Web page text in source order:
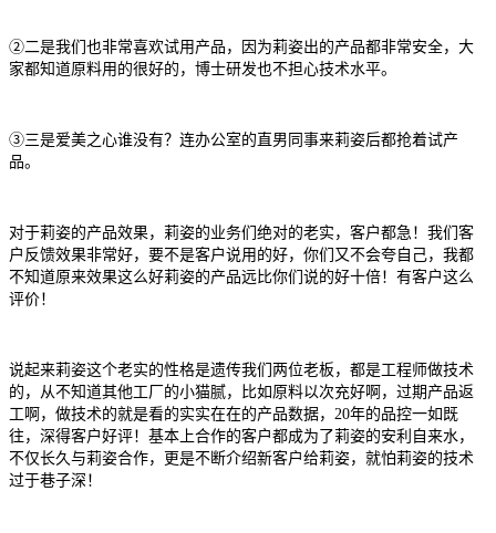
②二是我们也非常喜欢试用产品，因为莉姿出的产品都非常安全，大
家都知道原料用的很好的，博士研发也不担心技术水平。
③三是爱美之心谁没有？连办公室的直男同事来莉姿后都抢着试产
品。
对于莉姿的产品效果，莉姿的业务们绝对的老实，客户都急！我们客
户反馈效果非常好，要不是客户说用的好，你们又不会夸自己，我都
不知道原来效果这么好莉姿的产品远比你们说的好十倍！有客户这么
评价！
说起来莉姿这个老实的性格是遗传我们两位老板，都是工程师做技术
的，从不知道其他工厂的小猫腻，比如原料以次充好啊，过期产品返
工啊，做技术的就是看的实实在在的产品数据，20年的品控一如既
往，深得客户好评！基本上合作的客户都成为了莉姿的安利自来水，
不仅长久与莉姿合作，更是不断介绍新客户给莉姿，就怕莉姿的技术
过于巷子深！